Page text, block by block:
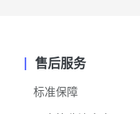
售后服务
标准保障